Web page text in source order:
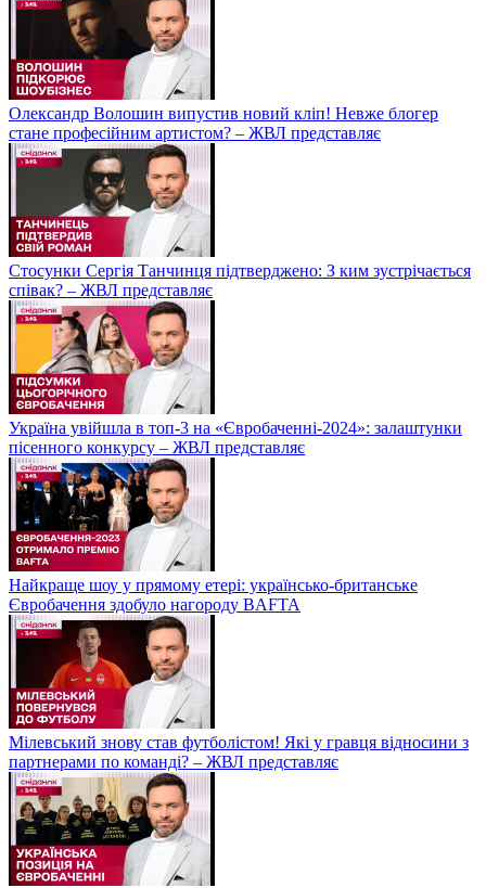
Олександр Волошин випустив новий кліп! Невже блогер
стане професійним артистом? – ЖВЛ представляє
Стосунки Сергія Танчинця підтверджено: З ким зустрічається
співак? – ЖВЛ представляє
Україна увійшла в топ-3 на «Євробаченні-2024»: залаштунки
пісенного конкурсу – ЖВЛ представляє
Найкраще шоу у прямому етері: українсько-британське
Євробачення здобуло нагороду BAFTA
Мілевський знову став футболістом! Які у гравця відносини з
партнерами по команді? – ЖВЛ представляє